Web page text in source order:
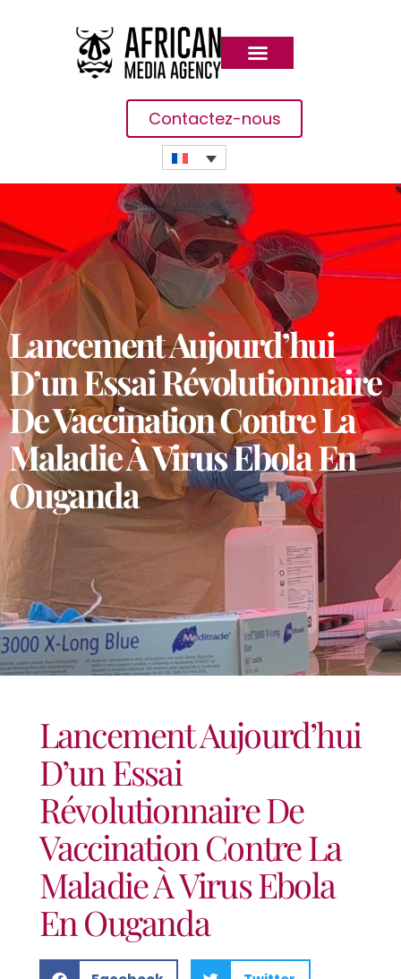
Contactez-nous
Lancement Aujourd’hui
D’un Essai Révolutionnaire
De Vaccination Contre La
Maladie À Virus Ebola En
Ouganda
Lancement Aujourd’hui
D’un Essai
Révolutionnaire De
Vaccination Contre La
Maladie À Virus Ebola
En Ouganda